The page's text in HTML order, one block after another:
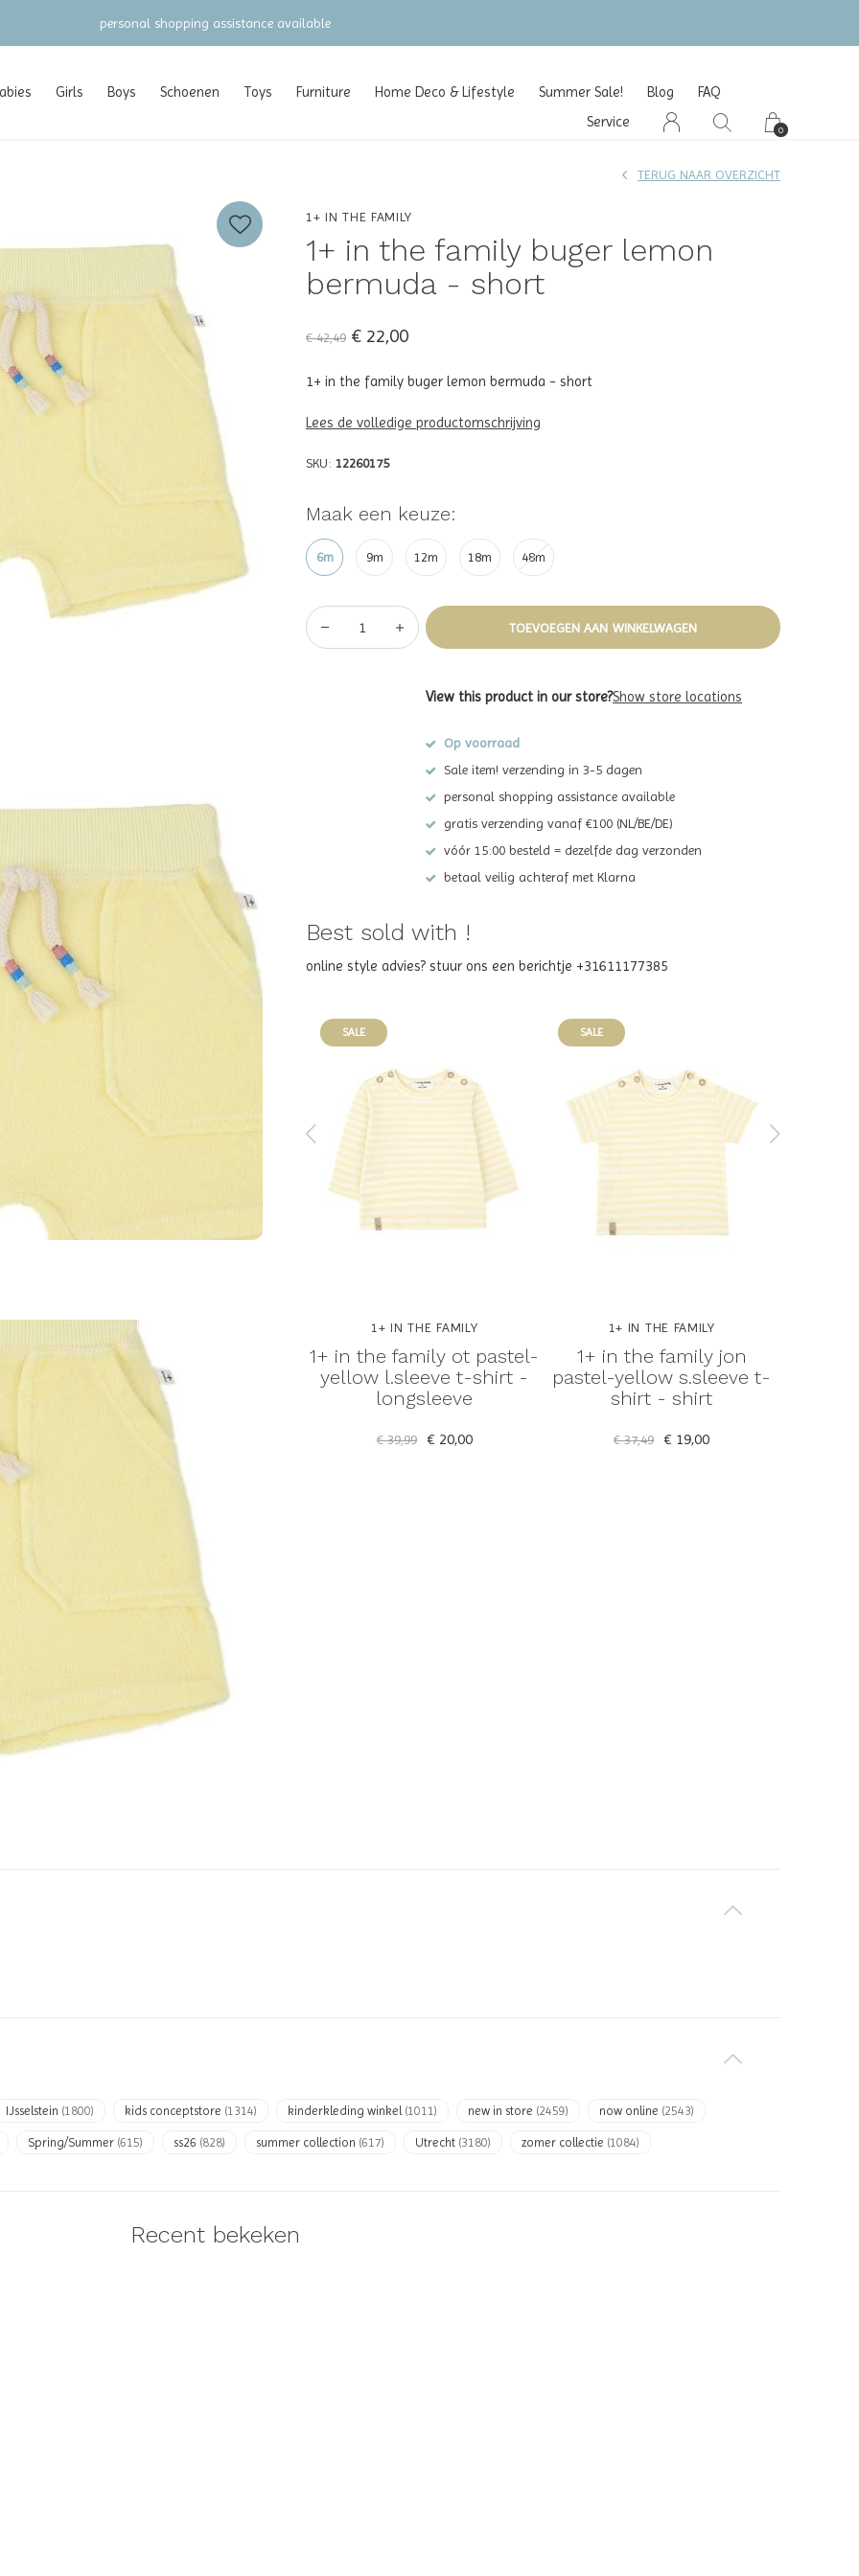
Girls Boys Schoenen Toys Furniture Home Deco & Lifestyle Summer Sale! Blog
FAQ
Service
0
gratis verzending vanaf €100 (NL/BE/DE)
1+ IN THE FAMILY
1+ in the family buger lemon
bermuda - short
TERUG NAAR OVERZICHT
€ 42,49 € 22,00
1+ in the family buger lemon bermuda - short
Lees de volledige productomschrijving
SKU: 12260175
Maak een keuze:
6m 9m 12m 18m 48m
TOEVOEGEN AAN WINKELWAGEN
View this product in our store?Show store locations
Op voorraad
Sale item! verzending in 3-5 dagen
personal shopping assistance available
gratis verzending vanaf €100 (NL/BE/DE)
vóór 15:00 besteld = dezelfde dag verzonden
betaal veilig achteraf met Klarna
Best sold with !
online style advies? stuur ons een berichtje +31611177385
shirt
1+ IN THE FAMILY
1+ in the family feres
pastel-yellow bermuda -
korte broek
SALE
1+ IN THE FAMILY
1+ in the family ot pastel-
yellow l.sleeve t-shirt -
longsleeve
€ 39,99 € 20,00
SALE
1+ IN THE FAMILY
1+ in the family jon
pastel-yellow s.sleeve t-
shirt - shirt
€ 37,49 € 19,00
IJsselstein (1800) kids conceptstore (1314) kinderkleding winkel (1011) new in store (2459) now online (2543)
Spring/Summer (615) ss26 (828) summer collection (617) Utrecht (3180) zomer collectie (1084)
Recent bekeken